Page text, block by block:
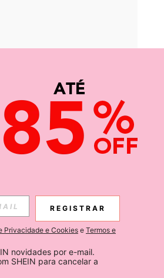
Inscreva-se
REGISTRAR
Privacidade e Cookiese Termos e
novidades por e-mail.
SHEIN para cancelar a